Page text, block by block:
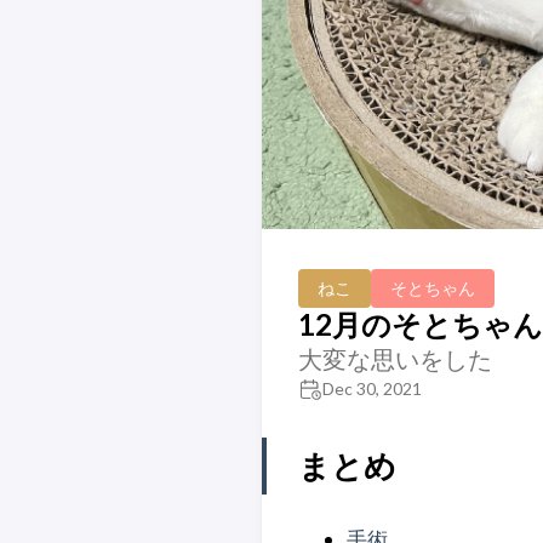
ねこ そとちゃん
12月のそとちゃ
大変な思いをした
Dec 30, 2021
まとめ